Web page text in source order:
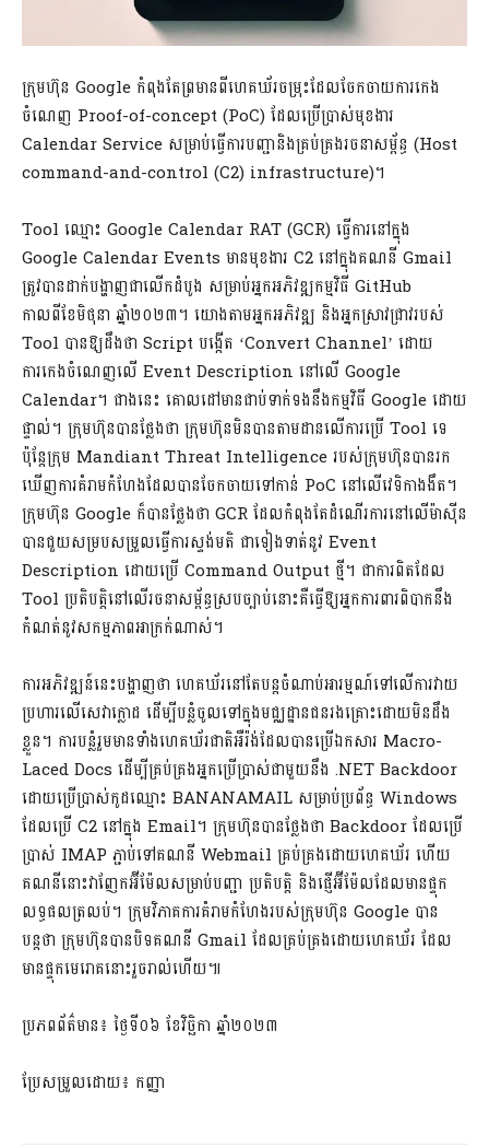
ក្រុមហ៊ុន Google កំពុងតែព្រមានពីហេគឃ័រចម្រុះដែលចែកចាយការកេង
ចំណេញ Proof-of-concept (PoC) ដែលប្រើប្រាស់មុខងារ
Calendar Service សម្រាប់ធ្វើការបញ្ជានិងគ្រប់គ្រងរចនាសម្ព័ន្ធ (Host
command-and-control (C2) infrastructure)។
Tool ឈ្មោះ Google Calendar RAT (GCR) ធ្វើការនៅក្នុង
Google Calendar Events មានមុខងារ C2 នៅក្នុងគណនី Gmail
ត្រូវបានដាក់បង្ហាញជាលើកដំបូង សម្រាប់អ្នកអភិវឌ្ឍកម្មវិធី GitHub
កាលពីខែមិថុនា ឆ្នាំ២០២៣។ យោងតាមអ្នកអភិវឌ្ឍ និងអ្នកស្រាវជ្រាវរបស់
Tool បានឱ្យដឹងថា Script បង្កើត ‘Convert Channel’ ដោយ
ការកេងចំណេញលើ Event Description នៅលើ Google
Calendar។ ជាងនេះ គោលដៅមានជាប់ទាក់ទងនឹងកម្មវិធី Google ដោយ
ផ្ទាល់។ ក្រុមហ៊ុនបានថ្លែងថា ក្រុមហ៊ុនមិនបានតាមដានលើការប្រើ Tool ទេ
ប៉ុន្តែក្រុម Mandiant Threat Intelligence របស់ក្រុមហ៊ុនបានរក
ឃើញការគំរាមកំហែងដែលបានចែកចាយទៅកាន់ PoC នៅលើវេទិកាងងឹត។
ក្រុមហ៊ុន Google ក៏បានថ្លែងថា GCR ដែលកំពុងតែដំណើរការនៅលើម៉ាស៊ីន
បានជួយសម្របសម្រួលធ្វើការស្ទង់មតិ ជាទៀងទាត់នូវ Event
Description ដោយប្រើ Command Output ថ្មី។ ជាការពិតដែល
Tool ប្រតិបត្តិនៅលើរចនាសម្ព័ន្ធស្របច្បាប់នោះគឺធ្វើឱ្យអ្នកការពារពិបាកនឹង
កំណត់នូវសកម្មភាពអាក្រក់ណាស់។
ការអភិវឌ្ឍន៍នេះបង្ហាញថា ហេគឃ័រនៅតែបន្តចំណាប់អារម្មណ៍ទៅលើការវាយ
ប្រហារលើសេវាក្លោដ ដើម្បីបន្លំចូលទៅក្នុងមជ្ឈដ្ឋានជនរងគ្រោះដោយមិនដឹង
ខ្លួន។ ការបន្លំរួមមានទាំងហេគឃ័រជាតិអឺរ៉ង់ដែលបានប្រើឯកសារ Macro-
Laced Docs ដើម្បីគ្រប់គ្រងអ្នកប្រើប្រាស់ជាមួយនឹង .NET Backdoor
ដោយប្រើប្រាស់កូដឈ្មោះ BANANAMAIL សម្រាប់ប្រព័ន្ធ Windows
ដែលប្រើ C2 នៅក្នុង Email។ ក្រុមហ៊ុនបានថ្លែងថា Backdoor ដែលប្រើ
ប្រាស់ IMAP ភ្ជាប់ទៅគណនី Webmail គ្រប់គ្រងដោយហេគឃ័រ ហើយ
គណនីនោះវាញែកអ៊ីម៉ែលសម្រាប់បញ្ជា ប្រតិបត្តិ និងផ្ញើអ៊ីម៉ែលដែលមានផ្ទុក
លទ្ធផលត្រលប់។ ក្រុមវិភាគការគំរាមកំហែងរបស់ក្រុមហ៊ុន Google បាន
បន្តថា ក្រុមហ៊ុនបានបិទគណនី Gmail ដែលគ្រប់គ្រងដោយហេគឃ័រ ដែល
មានផ្ទុកមេរោគនោះរួចរាល់ហើយ៕
ប្រភពព័ត៌មាន៖ ថ្ងៃទី០៦ ខែវិច្ឆិកា ឆ្នាំ២០២៣
ប្រែសម្រួលដោយ៖ កញ្ញា